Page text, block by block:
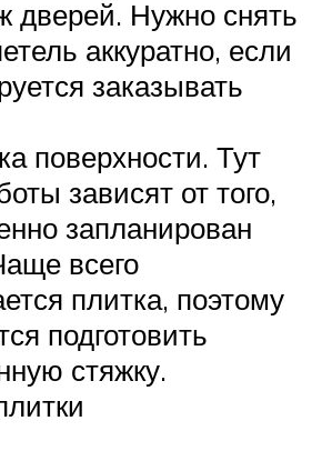
дверей. Нужно снять
аккуратно, если
заказывать
поверхности. Тут
зависят от того,
запланирован
всего
плитка, поэтому
подготовить
стяжку.